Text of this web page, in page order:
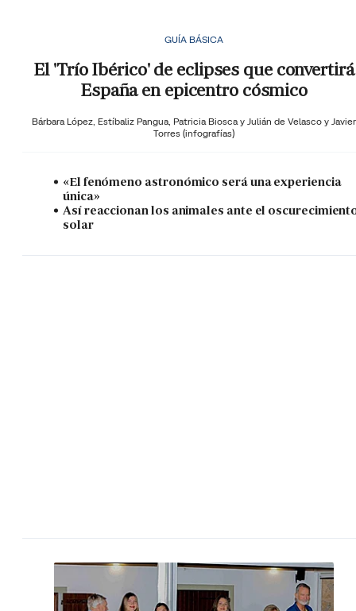
GUÍA BÁSICA
El 'Trío Ibérico' de eclipses que convertirá
España en epicentro cósmico
Bárbara López, Estíbaliz Pangua, Patricia Biosca y Julián de Velasco y Javier
Torres (infografías)
«El fenómeno astronómico será una experiencia
única»
Así reaccionan los animales ante el
solar